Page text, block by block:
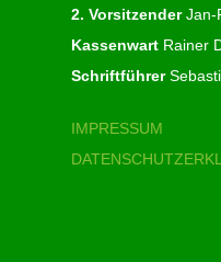
2. VorsitzenderJan-
Kassenwart Rainer
Schriftführer
IMPRESSUM